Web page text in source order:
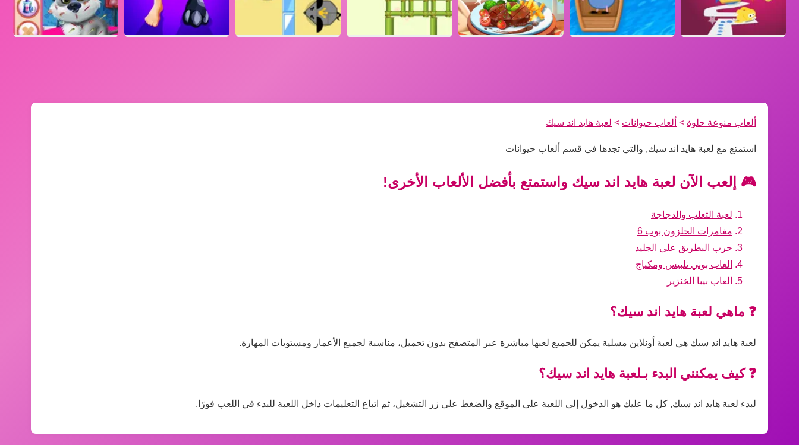
ألعاب منوعة حلوة > ألعاب حيوانات > لعبة هايد اند سيك
استمتع مع لعبة هايد اند سيك, والتي تجدها فى قسم ألعاب حيوانات
🎮 إلعب الآن لعبة هايد اند سيك واستمتع بأفضل الألعاب الأخرى!
لعبة الثعلب والدجاجة
مغامرات الحلزون بوب 6
حرب البطريق على الجليد
العاب بوني تلبيس ومكياج
العاب بيبا الخنزير
❓ ماهي لعبة هايد اند سيك؟
لعبة هايد اند سيك هي لعبة أونلاين مسلية يمكن للجميع لعبها مباشرة عبر المتصفح بدون تحميل، مناسبة لجميع الأعمار ومستويات المهارة.
❓ كيف يمكنني البدء بـلعبة هايد اند سيك؟
لبدء لعبة هايد اند سيك, كل ما عليك هو الدخول إلى اللعبة على الموقع والضغط على زر التشغيل، ثم اتباع التعليمات داخل اللعبة للبدء في اللعب فورًا.